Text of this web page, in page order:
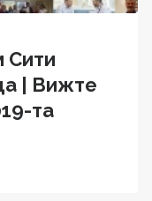
Сити
| Вижте
та